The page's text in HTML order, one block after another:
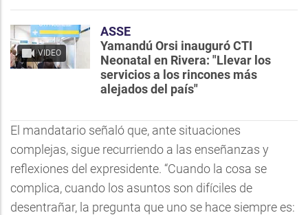
VIDEO
ASSE
Yamandú Orsi inauguró CTI
Neonatal en Rivera: "Llevar los
servicios a los rincones más
alejados del país"
El mandatario señaló que, ante situaciones
complejas, sigue recurriendo a las enseñanzas y
reflexiones del expresidente. “Cuando la cosa se
complica, cuando los asuntos son difíciles de
desentrañar, la pregunta que uno se hace siempre es: